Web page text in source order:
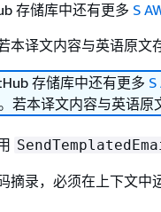
存储库中还有更多 S
本译文内容与英语原文
存储库中还有更多 S
若本译文内容与英语原
摘录，必须在上下文